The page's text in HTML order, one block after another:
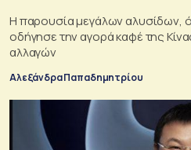
Η παρουσία μεγάλων αλυσίδων,
οδήγησε την αγορά καφέ της
αλλαγών
Αλεξάνδρα Παπαδημητρίου